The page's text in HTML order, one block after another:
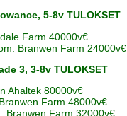
5-8v TULOKSET
Farm 40000v€
Branwen Farm 24000v€
3, 3-8v TULOKSET
Ahaltek 80000v€
Farm 48000v€
Branwen Farm 32000v€